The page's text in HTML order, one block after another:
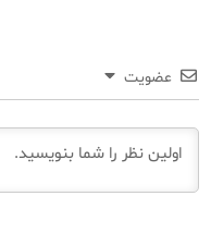
عضویت